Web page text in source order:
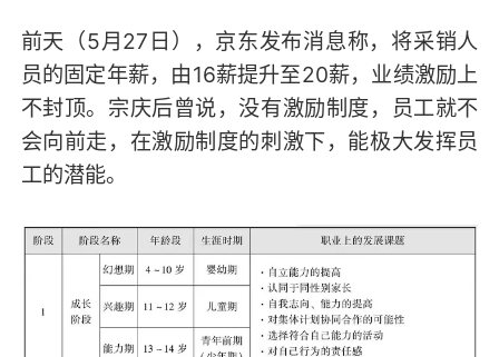
前天（5月27日），京东发布消息称，将采销人
员的固定年薪，由16薪提升至20薪，业绩激励上
不封顶。宗庆后曾说，没有激励制度，员工就不
会向前走，在激励制度的刺激下，能极大发挥员
工的潜能。